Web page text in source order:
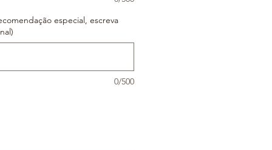
especial, escreva
0/500